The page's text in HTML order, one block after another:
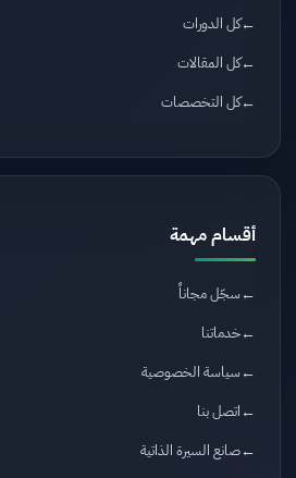
كل الدورات
كل المقالات
كل التخصصات
أقسام مهمة
سجّل مجاناً
خدماتنا
سياسة الخصوصية
اتصل بنا
صانع السيرة الذاتية